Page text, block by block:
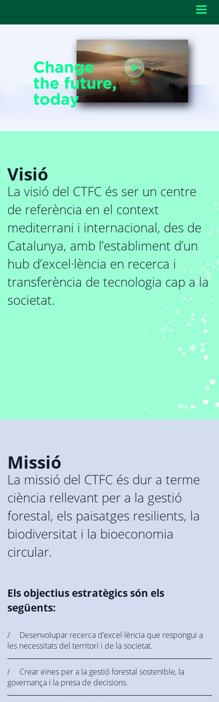
Visió
La visió del CTFC és ser un centre
de referència en el context
mediterrani i internacional, des de
Catalunya, amb l’establiment d’un
hub d’excel·lència en recerca i
transferència de tecnologia cap a la
societat.
Missió
La missió del CTFC és dur a terme
ciència rellevant per a la gestió
forestal, els paisatges resilients, la
biodiversitat i la bioeconomia
circular.
Els objectius estratègics són els
següents:
/ Desenvolupar recerca d’excel·lència que respongui a
les necessitats del territori i de la societat.
/ Crear eines per a la gestió forestal sostenible, la
governança i la presa de decisions.